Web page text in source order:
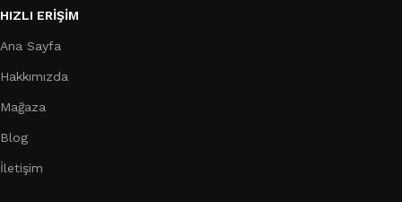
HIZLI ERIŞIM
Ana Sayfa
Hakkımızda
Mağaza
Blog
İletişim